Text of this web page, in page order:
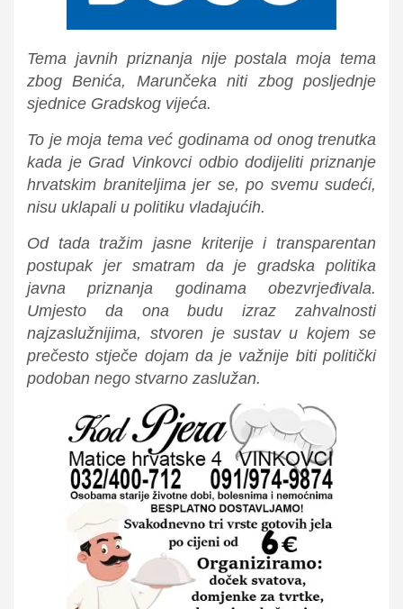
Tema javnih priznanja nije postala moja tema
zbog Benića, Marunčeka niti zbog posljednje
sjednice Gradskog vijeća.
To je moja tema već godinama od onog trenutka
kada je Grad Vinkovci odbio dodijeliti priznanje
hrvatskim braniteljima jer se, po svemu sudeći,
nisu uklapali u politiku vladajućih.
Od tada tražim jasne kriterije i transparentan
postupak jer smatram da je gradska politika
javna priznanja godinama obezvrjeđivala.
Umjesto da ona budu izraz zahvalnosti
najzaslužnijima, stvoren je sustav u kojem se
prečesto stječe dojam da je važnije biti politički
podoban nego stvarno zaslužan.